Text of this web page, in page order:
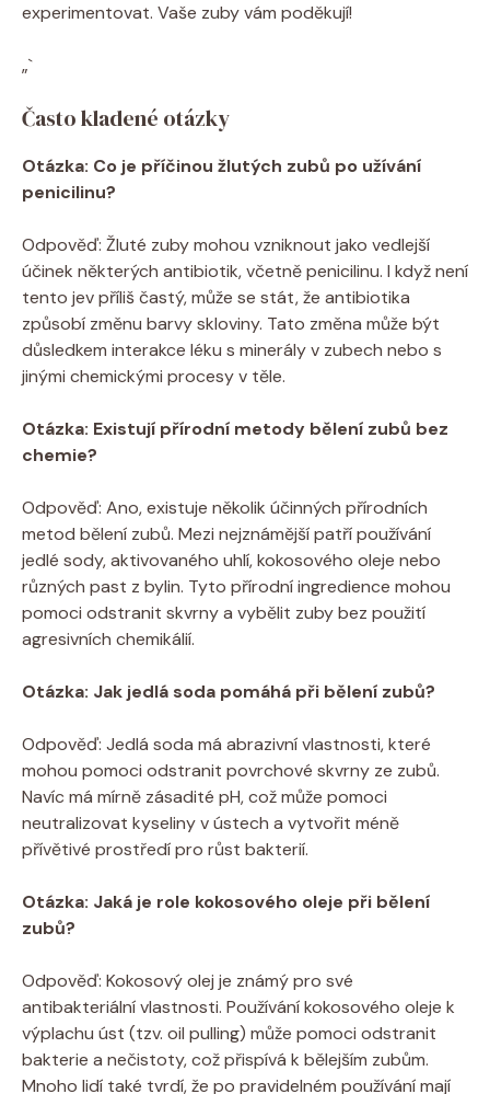
experimentovat. Vaše zuby vám poděkují!
„`
Často kladené otázky
Otázka: Co je příčinou žlutých zubů po užívání
penicilinu?
Odpověď: Žluté zuby mohou vzniknout jako vedlejší
účinek některých antibiotik, včetně penicilinu. I když není
tento jev příliš častý, může se stát, že antibiotika
způsobí změnu barvy skloviny. Tato změna může být
důsledkem interakce léku s minerály v zubech nebo s
jinými chemickými procesy v těle.
Otázka: Existují přírodní metody bělení zubů bez
chemie?
Odpověď: Ano, existuje několik účinných přírodních
metod bělení zubů. Mezi nejznámější patří používání
jedlé sody, aktivovaného uhlí, kokosového oleje nebo
různých past z bylin. Tyto přírodní ingredience mohou
pomoci odstranit skvrny a vybělit zuby bez použití
agresivních chemikálií.
Otázka: Jak jedlá soda pomáhá při bělení zubů?
Odpověď: Jedlá soda má abrazivní vlastnosti, které
mohou pomoci odstranit povrchové skvrny ze zubů.
Navíc má mírně zásadité pH, což může pomoci
neutralizovat kyseliny v ústech a vytvořit méně
přívětivé prostředí pro růst bakterií.
Otázka: Jaká je role kokosového oleje při bělení
zubů?
Odpověď: Kokosový olej je známý pro své
antibakteriální vlastnosti. Používání kokosového oleje k
výplachu úst (tzv. oil pulling) může pomoci odstranit
bakterie a nečistoty, což přispívá k bělejším zubům.
Mnoho lidí také tvrdí, že po pravidelném používání mají